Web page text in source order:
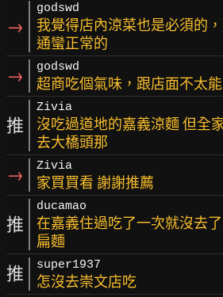
→
godswd
我覺得店內涼菜也是必須的
通蠻正常的
→ godswd
超商吃個氣味，跟店面不太
推
Zivia
沒吃過道地的嘉義涼麵 但全
去大橋頭那
→ Zivia
家買買看 謝謝推薦
推
ducamao
在嘉義住過吃了一次就沒去
扁麵
推 super1937
怎沒去崇文店吃